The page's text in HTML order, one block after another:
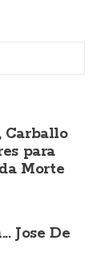
Carballo
para
Morte
Jose De